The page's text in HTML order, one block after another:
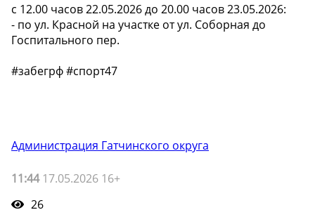
с 12.00 часов 22.05.2026 до 20.00 часов 23.05.2026:
- по ул. Красной на участке от ул. Соборная до
Госпитального пер.
#забегрф #спорт47
Администрация Гатчинского округа
11:4417.05.2026 16+
26